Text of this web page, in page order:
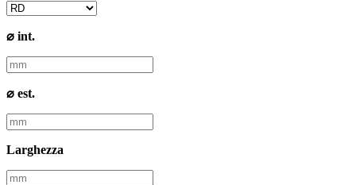
⌀ int.
⌀ est.
Larghezza